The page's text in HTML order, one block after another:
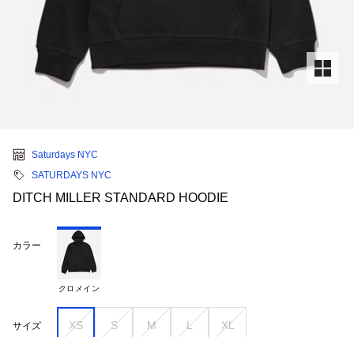
Saturdays NYC
SATURDAYS NYC
DITCH MILLER STANDARD HOODIE
カラー
クロメイン
サイズ XS S M L XL